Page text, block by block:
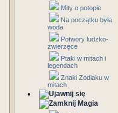
Mity o potopie
Na początku była
woda
Potwory ludzko-
zwierzęce
Ptaki w mitach i
legendach
Znaki Zodiaku w
mitach
Magia